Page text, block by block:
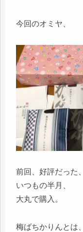
今回のオミヤ、
前回、好評だった
いつもの半月、
大丸で購入。
梅ばちかりんとは